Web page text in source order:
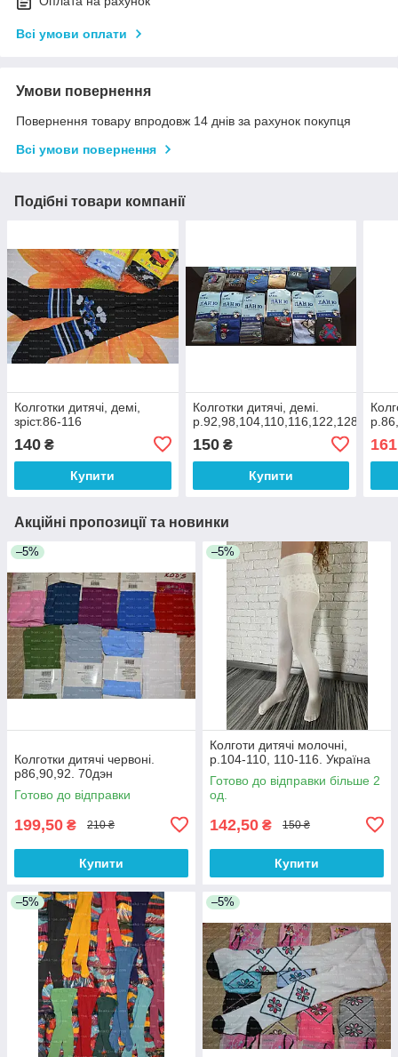
Всі умови оплати
Умови повернення
Повернення товару впродовж 14 днів за рахунок покупця
Всі умови повернення
Подібні товари компанії
Колготки дитячі, демі,
зріст.86-116
140 ₴
Купити
Колготки дитячі, демі.
р.92,98,104,110,116,122,128
150₴
Купити
Акційні пропозиції та новинки
–5%
Колготки дитячі червоні.
р86,90,92. 70дэн
Готово до відправки
199,50 ₴ 210 ₴
Купити
–5%
Колготи дитячі молочні,
р.104-110, 110-116. Україна
Готово до відправки більше 2
од.
142,50 ₴ 150 ₴
Купити
–5% –5%